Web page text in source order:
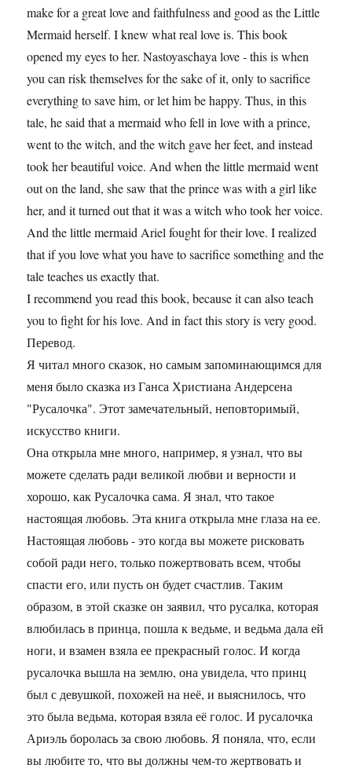
make for a great love and faithfulness and good as the Little
Mermaid herself. I knew what real love is. This book
opened my eyes to her. Nastoyaschaya love - this is when
you can risk themselves for the sake of it, only to sacrifice
everything to save him, or let him be happy. Thus, in this
tale, he said that a mermaid who fell in love with a prince,
went to the witch, and the witch gave her feet, and instead
took her beautiful voice. And when the little mermaid went
out on the land, she saw that the prince was with a girl like
her, and it turned out that it was a witch who took her voice.
And the little mermaid Ariel fought for their love. I realized
that if you love what you have to sacrifice something and the
tale teaches us exactly that.
I recommend you read this book, because it can also teach
you to fight for his love. And in fact this story is very good.
Перевод.
Я читал много сказок, но самым запоминающимся для
меня было сказка из Ганса Христиана Андерсена
"Русалочка". Этот замечательный, неповторимый,
искусство книги.
Она открыла мне много, например, я узнал, что вы
можете сделать ради великой любви и верности и
хорошо, как Русалочка сама. Я знал, что такое
настоящая любовь. Эта книга открыла мне глаза на ее.
Настоящая любовь - это когда вы можете рисковать
собой ради него, только пожертвовать всем, чтобы
спасти его, или пусть он будет счастлив. Таким
образом, в этой сказке он заявил, что русалка, которая
влюбилась в принца, пошла к ведьме, и ведьма дала ей
ноги, и взамен взяла ее прекрасный голос. И когда
русалочка вышла на землю, она увидела, что принц
был с девушкой, похожей на неё, и выяснилось, что
это была ведьма, которая взяла её голос. И русалочка
Ариэль боролась за свою любовь. Я поняла, что, если
вы любите то, что вы должны чем-то жертвовать и